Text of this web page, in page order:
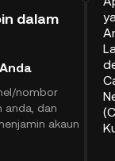
dalam
nombor
anda, dan
akaun